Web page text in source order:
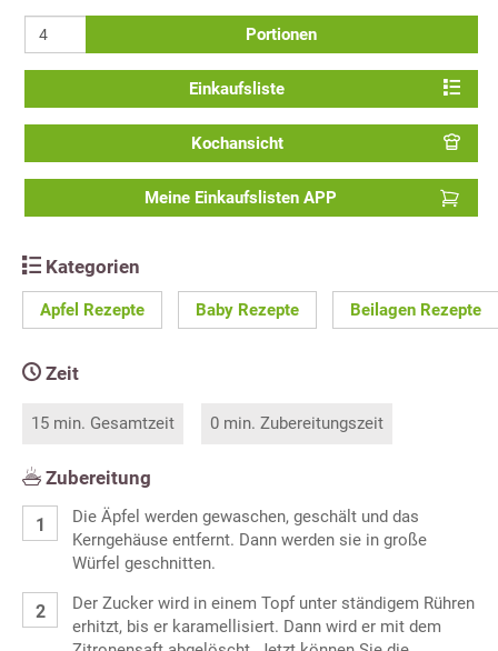
Portionen
Einkaufsliste
Kochansicht
Meine Einkaufslisten APP
Kategorien
Apfel Rezepte Baby Rezepte Beilagen Rezepte
Zeit
15 min. Gesamtzeit 0 min. Zubereitungszeit
Zubereitung
Die Äpfel werden gewaschen, geschält und das
Kerngehäuse entfernt. Dann werden sie in große
Würfel geschnitten.
Der Zucker wird in einem Topf unter ständigem Rühren
erhitzt, bis er karamellisiert. Dann wird er mit dem